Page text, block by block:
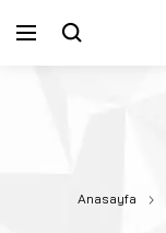
Anasayfa